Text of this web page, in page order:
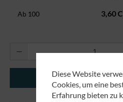
Ab 100 3,60
Produkt Anzahl: Gib
In den
Diese Website
Cookies, um eine
Erfahrung bieten zu